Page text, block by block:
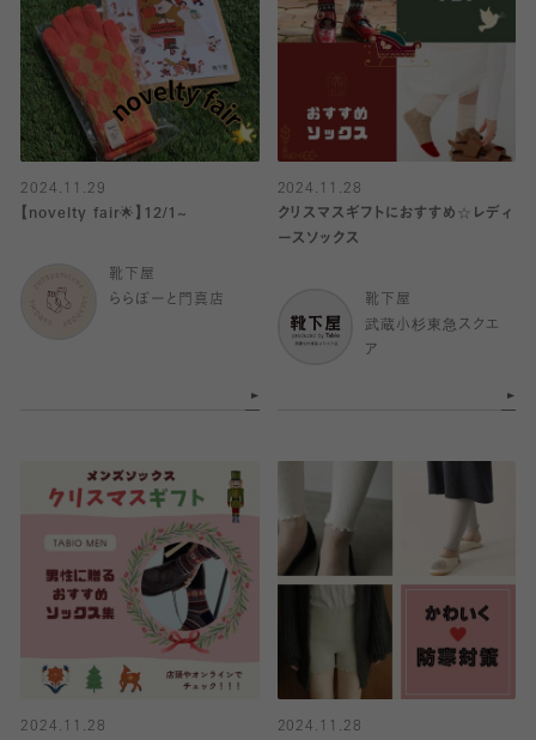
2024.11.29
【novelty fair🌟】12/1~
靴下屋
ららぽーと門真店
2024.11.28
クリスマスギフトにおすすめ☆レディ
ースソックス
靴下屋
武蔵小杉東急スクエ
ア
2024.11.28
2024.11.28